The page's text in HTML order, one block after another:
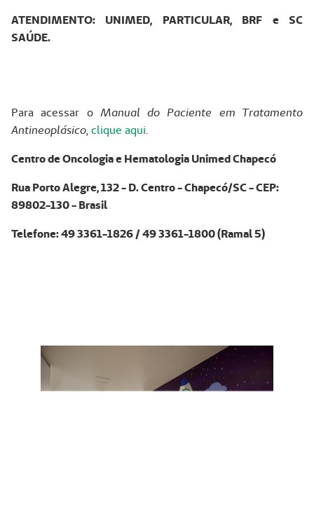
ATENDIMENTO: UNIMED, PARTICULAR, BRF e SC
SAÚDE.
Para acessar o Manual do Paciente em Tratamento
Antineoplásico, clique aqui.
Centro de Oncologia e Hematologia Unimed Chapecó
Rua Porto Alegre, 132 - D. Centro - Chapecó/SC - CEP:
89802-130 - Brasil
Telefone: 49 3361-1826 / 49 3361-1800 (Ramal 5)